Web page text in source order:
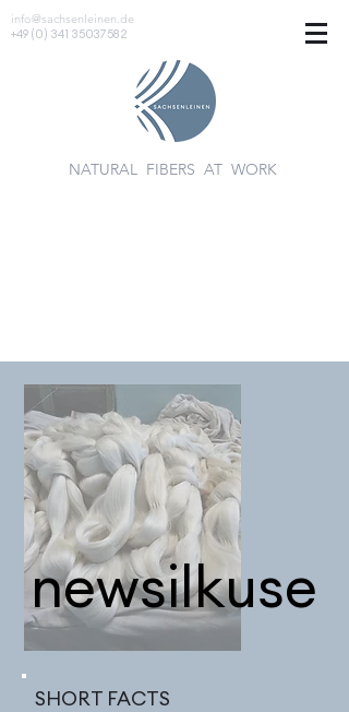
info@sachsenleinen.de
+49 (0) 341 35037582
NATURAL FIBERS AT WORK
newsilkuse
SHORT FACTS